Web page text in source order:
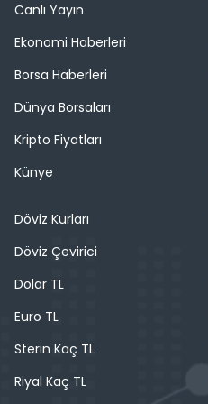
Canlı Yayın
Ekonomi Haberleri
Borsa Haberleri
Dünya Borsaları
Kripto Fiyatları
Künye
Döviz Kurları
Döviz Çevirici
Dolar TL
Euro TL
Sterin Kaç TL
Riyal Kaç TL